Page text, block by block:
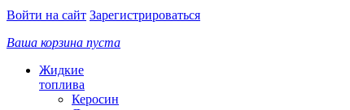
Войти на сайт Зарегистрироваться
Ваша корзина пуста
Жидкие
топлива
Керосин